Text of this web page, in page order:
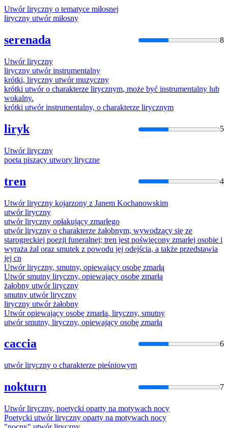
Utwór liryczny o tematyce miłosnej
liryczny utwórmiłosny
serenada 8
Utwór liryczny
liryczny utwórinstrumentalny
krótki, liryczny utwórmuzyczny
krótki utwóro charakterze lirycznym, może być instrumentalny lub
wokalny.
krótki utwórinstrumentalny, o charakterze lirycznym
liryk 5
Utwór liryczny
poeta piszący utwory liryczne
tren 4
Utwór liryczny kojarzony z Janem Kochanowskim
utwór liryczny
utwór liryczny opłakujący zmarłego
utwór liryczny o charakterze żałobnym, wywodzący się ze
starogreckiej poezji funeralnej; tren jest poświęcony zmarłej osobie i
wyraża żal oraz smutek z powodu jej odejścia, a także przedstawia
jej cn
Utwór liryczny, smutny, opiewający osobę zmarłą
Utwórsmutny liryczny, opiewający osobę zmarłą
żałobny utwór liryczny
smutny utwór liryczny
liryczny utwórżałobny
Utwóropiewający osobę zmarłą, liryczny, smutny
utwórsmutny, liryczny, opiewający osobę zmarłą
caccia 6
utwór liryczny o charakterze pieśniowym
nokturn 7
Utwór liryczny, poetycki oparty na motywach nocy
Poetycki utwór liryczny oparty na motywach nocy